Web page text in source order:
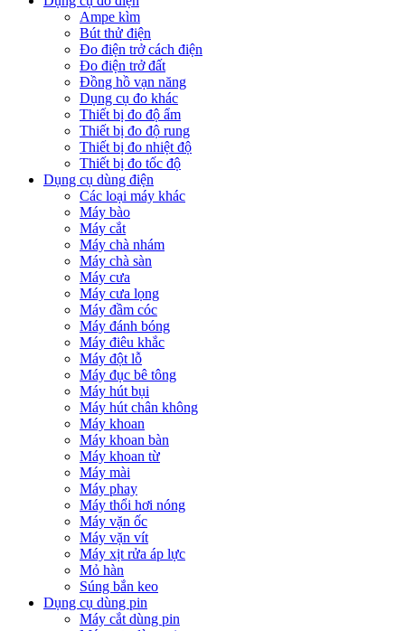
Ampe kìm
Bút thử điện
Đo điện trở cách điện
Đo điện trở đất
Đồng hồ vạn năng
Dụng cụ đo khác
Thiết bị đo độ ẩm
Thiết bị đo độ rung
Thiết bị đo nhiệt độ
Thiết bị đo tốc độ
Dụng cụ dùng điện
Các loại máy khác
Máy bào
Máy cắt
Máy chà nhám
Máy chà sàn
Máy cưa
Máy cưa lọng
Máy đầm cóc
Máy đánh bóng
Máy điêu khắc
Máy đột lỗ
Máy đục bê tông
Máy hút bụi
Máy hút chân không
Máy khoan
Máy khoan bàn
Máy khoan từ
Máy mài
Máy phay
Máy thổi hơi nóng
Máy vặn ốc
Máy vặn vít
Máy xịt rửa áp lực
Mỏ hàn
Súng bắn keo
Dụng cụ dùng pin
Máy cắt dùng pin